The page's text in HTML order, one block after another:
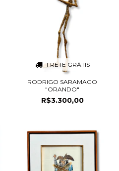
FRETE GRÁTIS
RODRIGO SARAMAGO
"ORANDO"
R$3.300,00